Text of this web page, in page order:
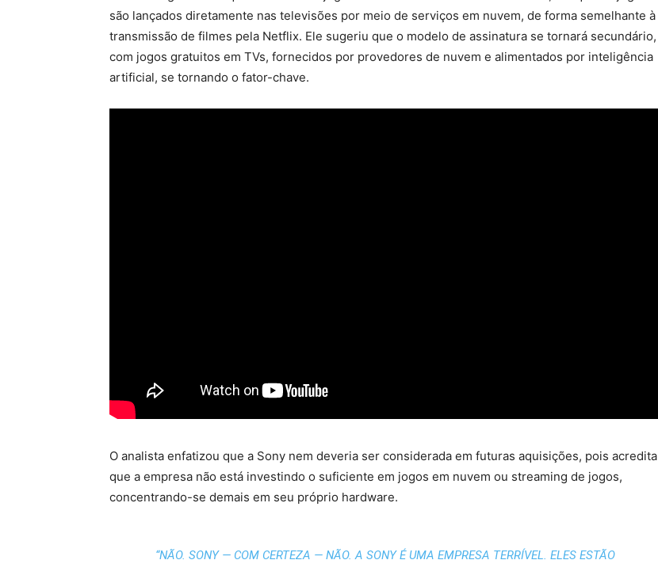
são lançados diretamente nas televisões por meio de serviços em nuvem, de forma semelhante à
transmissão de filmes pela Netflix. Ele sugeriu que o modelo de assinatura se tornará secundário,
com jogos gratuitos em TVs, fornecidos por provedores de nuvem e alimentados por inteligência
artificial, se tornando o fator-chave.
O analista enfatizou que a Sony nem deveria ser considerada em futuras aquisições, pois acredita
que a empresa não está investindo o suficiente em jogos em nuvem ou streaming de jogos,
concentrando-se demais em seu próprio hardware.
“NÃO. SONY — COM CERTEZA — NÃO. A SONY É UMA EMPRESA TERRÍVEL. ELES ESTÃO